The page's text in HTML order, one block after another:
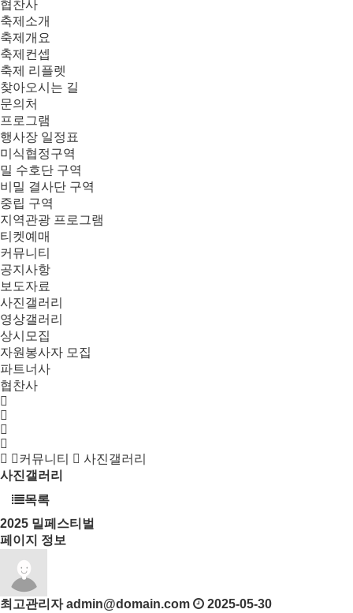
협찬사
축제소개
축제개요
축제컨셉
축제 리플렛
찾아오시는 길
문의처
프로그램
행사장 일정표
미식협정구역
밀 수호단 구역
비밀 결사단 구역
중립 구역
지역관광 프로그램
티켓예매
커뮤니티
공지사항
보도자료
사진갤러리
영상갤러리
상시모집
자원봉사자 모집
파트너사
협찬사
커뮤니티
사진갤러리
사진갤러리
목록
2025 밀페스티벌
페이지 정보
최고관리자 admin@domain.com
2025-05-30